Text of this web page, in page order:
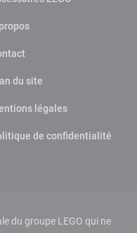
du site
légales
de confidentialité
du groupe LEGO qui ne